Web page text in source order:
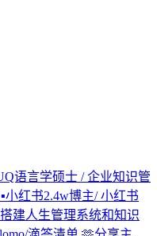
语言学硕士 / 企业知识管
小红书2.4w博主/ 小红书
建人生管理系统和知识